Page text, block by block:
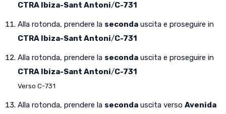
CTRA Ibiza-Sant Antoni/C-731
Alla rotonda, prendere la seconda uscita e proseguire in
CTRA Ibiza-Sant Antoni/C-731
Alla rotonda, prendere la seconda uscita e proseguire in
CTRA Ibiza-Sant Antoni/C-731
Verso C-731
Alla rotonda, prendere la seconda uscita verso Avenida